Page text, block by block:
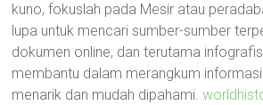
kuno, fokuslah pada Mesir atau
lupa untuk mencari sumber-sumber
dokumen online, dan terutama
membantu dalam merangkum
menarik dan mudah dipahami.